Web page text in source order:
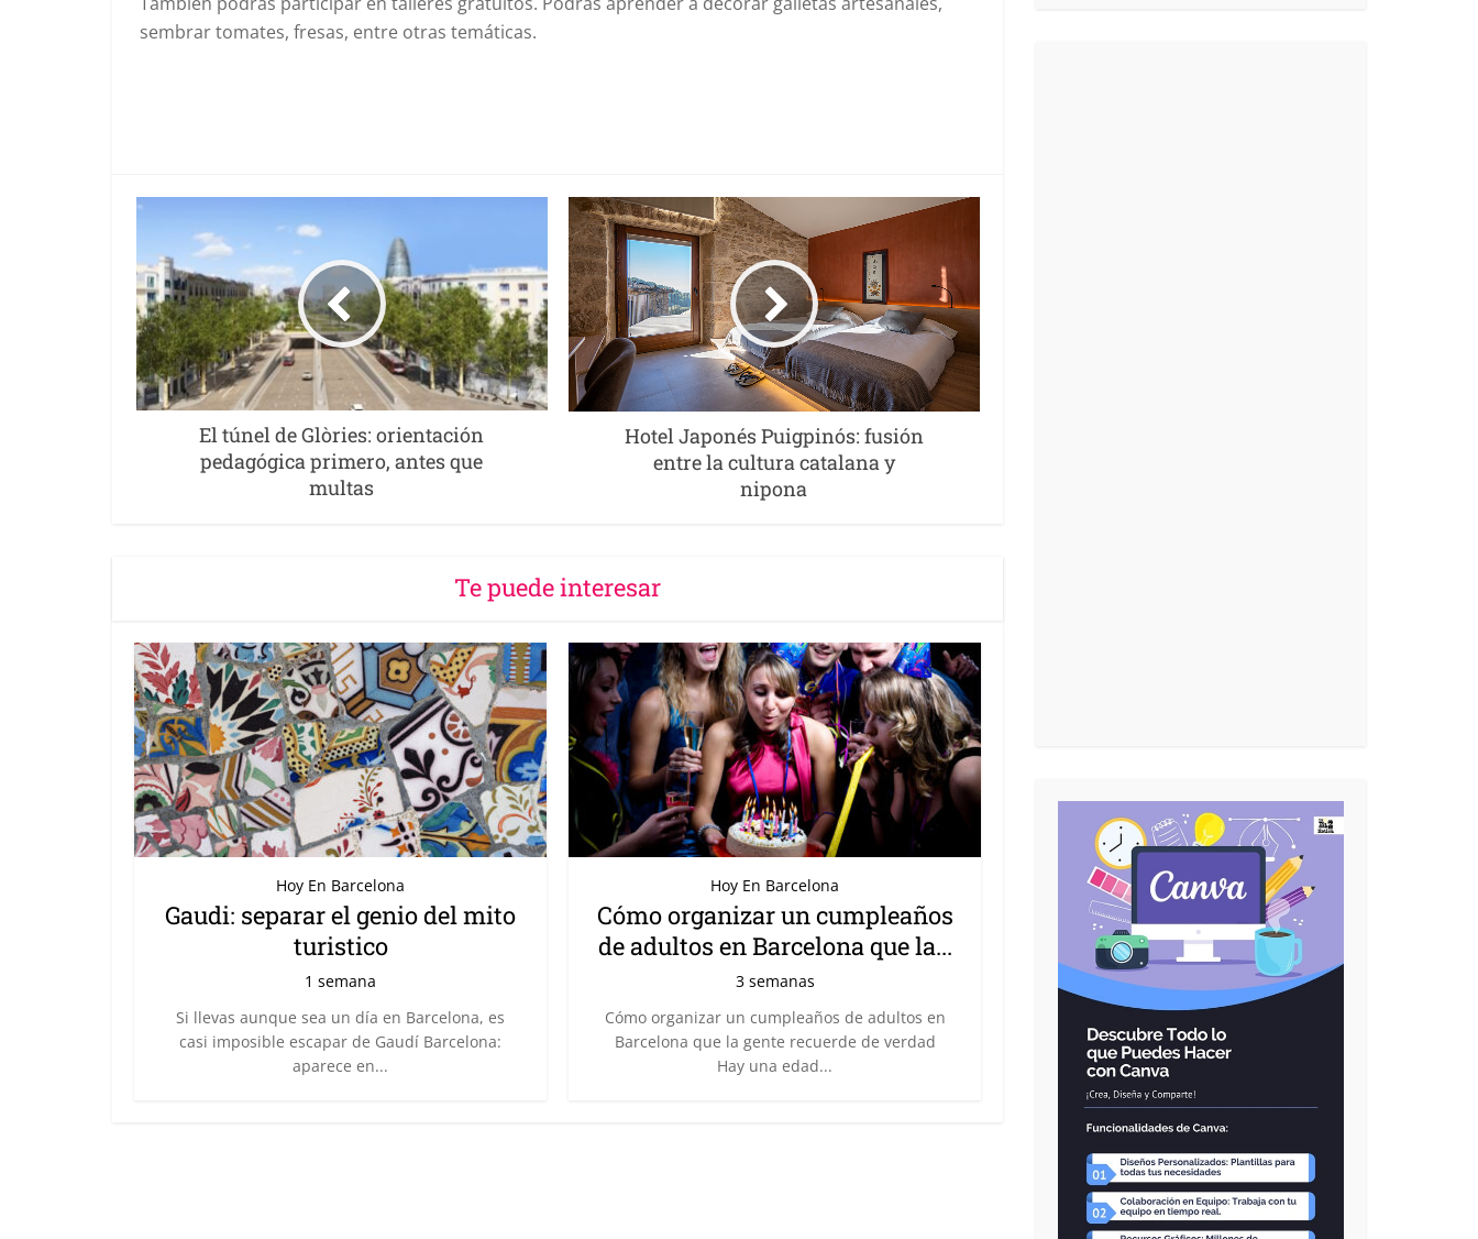
sembrar tomates, fresas, entre otras temáticas.
El túnel de Glòries: orientación
pedagógica primero, antes que
multas
Hotel Japonés Puigpinós: fusión
entre la cultura catalana y
nipona
Te puede interesar
Hoy En Barcelona
Gaudi: separar el genio del mito
turistico
1 semana
Si llevas aunque sea un día en Barcelona, es
casi imposible escapar de Gaudí Barcelona:
aparece en...
Hoy En Barcelona
Cómo organizar un cumpleaños
de adultos en Barcelona que la...
3 semanas
Cómo organizar un cumpleaños de adultos en
Barcelona que la gente recuerde de verdad
Hay una edad...